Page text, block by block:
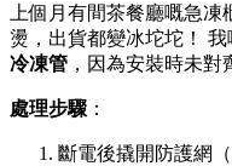
上個月有間茶餐廳嘅急
燙，出貨都變冰坨坨！️
冷凍管 ，因為安裝時未對
處理步驟 ：
斷電後撬開防護網